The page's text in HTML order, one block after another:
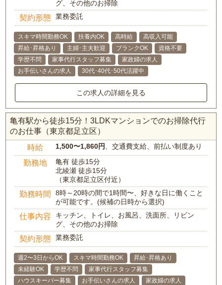
グ、その他のお掃除
契約形態 業務委託
スキマ時間勤務OK 扶養内OK 高時給
高収入可能
昇給･昇格あり
主婦･主夫歓迎 ブランクOK
資格不要
学歴不問
家事代行スタッフ募集
家政婦の求人
お手伝いさんの求人
30代･40代･50代活躍中
この求人の詳細を見る
亀有駅から徒歩15分！3LDKマンションでのお掃除代行
のお仕事（東京都足立区）
時給 1,500〜1,860円、交通費支給、前払い制度あり
勤務地
亀有 徒歩15分
北綾瀬 徒歩15分
（東京都足立区付近）
勤務時間
8時～20時の間で1時間〜、好きな日に働くこと
が可能です。(候補の日時から選択)
仕事内容
キッチン、トイレ、お風呂、洗面所、リビン
グ、その他のお掃除
契約形態 業務委託
週2〜3日からOK スキマ時間勤務OK
昇給･昇格あり
未経験OK
学歴不問
家事代行スタッフ募集
ハウスキーパー募集
お手伝いさんの求人
家政婦の求人